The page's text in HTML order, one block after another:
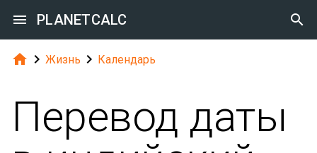
 PLANETCALC 
  Жизнь  Календарь
Перевод даты